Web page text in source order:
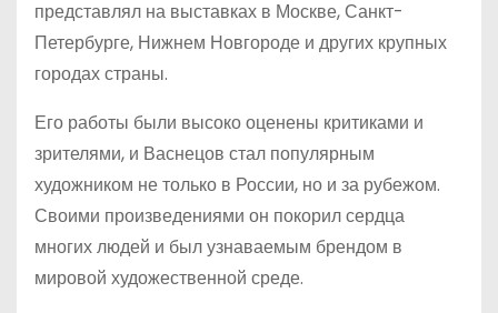
представлял на выставках в Москве, Санкт-
Петербурге, Нижнем Новгороде и других крупных
городах страны.
Его работы были высоко оценены критиками и
зрителями, и Васнецов стал популярным
художником не только в России, но и за рубежом.
Своими произведениями он покорил сердца
многих людей и был узнаваемым брендом в
мировой художественной среде.